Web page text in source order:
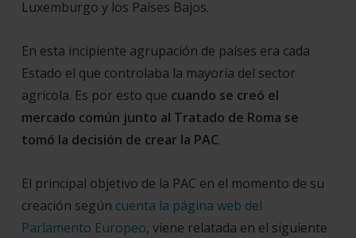
Luxemburgo y los Países Bajos.
En esta incipiente agrupación de países era cada
Estado el que controlaba la mayoría del sector
agrícola. Es por esto que cuando se creó el
mercado común junto al Tratado de Roma se
tomó la decisión de crear la PAC.
El principal objetivo de la PAC en el momento de su
creación según cuenta la página web del
Parlamento Europeo, viene relatada en el siguiente